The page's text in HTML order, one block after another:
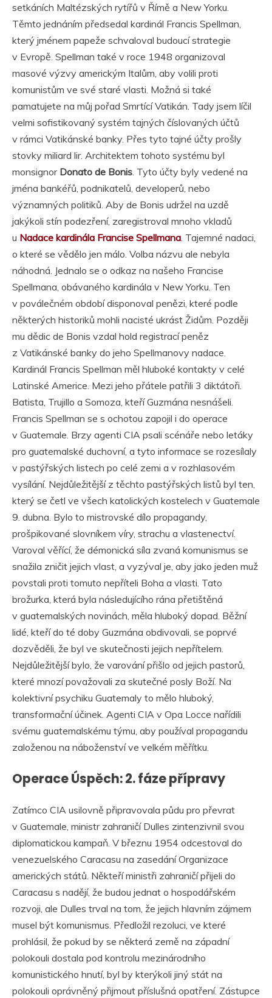
setkáních Maltézských rytířů v Římě a New Yorku.
Těmto jednáním předsedal kardinál Francis Spellman,
který jménem papeže schvaloval budoucí strategie
v Evropě. Spellman také v roce 1948 organizoval
masové výzvy americkým Italům, aby volili proti
komunistům ve své staré vlasti. Možná si také
pamatujete na můj pořad Smrtící Vatikán. Tady jsem líčil
velmi sofistikovaný systém tajných číslovaných účtů
v rámci Vatikánské banky. Přes tyto tajné účty prošly
stovky miliard lir. Architektem tohoto systému byl
monsignor Donato de Bonis . Tyto účty byly vedené na
jména bankéřů, podnikatelů, developerů, nebo
významných politiků. Aby de Bonis udržel na uzdě
jakýkoli stín podezření, zaregistroval mnoho vkladů
u Nadace kardinála Francise Spellmana . Tajemné nadaci,
o které se vědělo jen málo. Volba názvu ale nebyla
náhodná. Jednalo se o odkaz na našeho Francise
Spellmana, obávaného kardinála v New Yorku. Ten
v poválečném období disponoval penězi, které podle
některých historiků mohli nacisté ukrást Židům. Později
mu dědic de Bonis vzdal hold registrací peněz
z Vatikánské banky do jeho Spellmanovy nadace.
Kardinál Francis Spellman měl hluboké kontakty v celé
Latinské Americe. Mezi jeho přátele patřili 3 diktátoři.
Batista, Trujillo a Somoza, kteří Guzmána nesnášeli.
Francis Spellman se s ochotou zapojil i do operace
v Guatemale. Brzy agenti CIA psali scénáře nebo letáky
pro guatemalské duchovní, a tyto informace se rozesílaly
v pastýřských listech po celé zemi a v rozhlasovém
vysílání. Nejdůležitější z těchto pastýřských listů byl ten,
který se četl ve všech katolických kostelech v Guatemale
9. dubna. Bylo to mistrovské dílo propagandy,
prošpikované slovníkem víry, strachu a vlastenectví.
Varoval věřící, že démonická síla zvaná komunismus se
snažila zničit jejich vlast, a vyzýval je, aby jako jeden muž
povstali proti tomuto nepříteli Boha a vlasti. Tato
brožurka, která byla následujícího rána přetištěná
v guatemalských novinách, měla hluboký dopad. Běžní
lidé, kteří do té doby Guzmána obdivovali, se poprvé
dozvěděli, že byl ve skutečnosti jejich nepřítelem.
Nejdůležitější bylo, že varování přišlo od jejich pastorů,
které mnozí považovali za skutečné posly Boží. Na
kolektivní psychiku Guatemaly to mělo hluboký,
transformační účinek. Agenti CIA v Opa Locce nařídili
svému guatemalskému týmu, aby používal propagandu
založenou na náboženství ve velkém měřítku.
Operace Úspěch: 2. fáze přípravy
Zatímco CIA usilovně připravovala půdu pro převrat
v Guatemale, ministr zahraničí Dulles zintenzivnil svou
diplomatickou kampaň. V březnu 1954 odcestoval do
venezuelského Caracasu na zasedání Organizace
amerických států. Někteří ministři zahraničí přijeli do
Caracasu s nadějí, že budou jednat o hospodářském
rozvoji, ale Dulles trval na tom, že jejich hlavním zájmem
musel být komunismus. Předložil rezoluci, ve které
prohlásil, že pokud by se některá země na západní
polokouli dostala pod kontrolu mezinárodního
komunistického hnutí, byl by kterýkoli jiný stát na
polokouli oprávněný přijmout příslušná opatření. Zástupce